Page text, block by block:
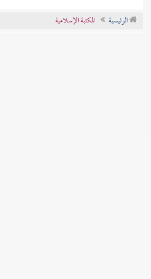
تراجم الأعلام
الرئيسية المكتبة الإسلامية